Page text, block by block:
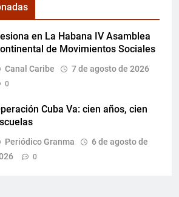
en La Habana IV Asamblea
de Movimientos Sociales
Canal Caribe 7 de agosto de 2026
0
Cuba Va: cien años, cien
Periódico Granma
6 de agosto de
0